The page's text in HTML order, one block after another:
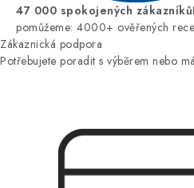
47 000 spokojených zákazníků
pomůžeme: 4000+ ověřených
Zákaznická podpora
Potřebujete poradit s výběrem nebo